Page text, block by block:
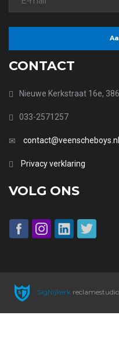
CONTACT
Nieuwe Kerkstraat 16e,
033-2571257
contact@veenscheboys.nl
Privacy verklaring
VOLG ONS
SigNijkerk